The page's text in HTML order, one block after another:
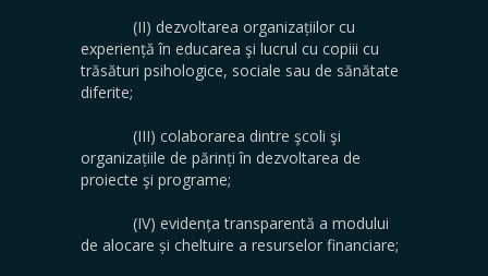
(II) dezvoltarea organizațiilor cu
experiență în educarea şi lucrul cu copiii cu
trăsături psihologice, sociale sau de sănătate
diferite;
(III) colaborarea dintre şcoli şi
organizațiile de părinți în dezvoltarea de
proiecte şi programe;
(IV) evidența transparentă a modului
de alocare și cheltuire a resurselor financiare;